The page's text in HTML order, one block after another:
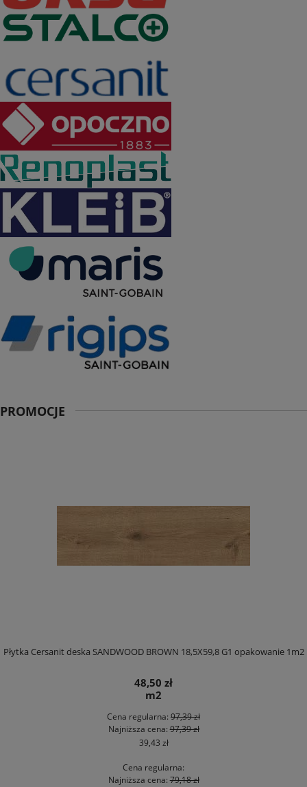
PROMOCJE
Płytka Cersanit deska SANDWOOD BROWN 18,5X59,8 G1 opakowanie 1m2
48,50 zł
m2
Cena regularna: 97,39 zł
Najniższa cena:97,39 zł
39,43 zł
Cena regularna:
Najniższa cena:79,18 zł